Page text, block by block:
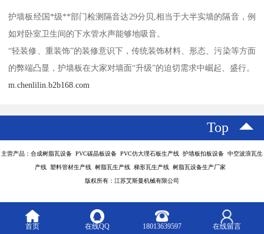
护墙板经国*级**部门检测隔音达29分贝,相当于大半实墙的隔音，例
如对卧室卫生间的下水管水声能够地吸音。
“轻装修、重装饰”的装修意识下，传统装饰材料、形态、污染等方面
的弊端凸显，护墙板在大家对墙面“升级”的迫切需求中崛起、盛行。
m.chenlilin.b2b168.com
Top
主营产品：合成树脂瓦设备 PVC碳晶板设备 PVC仿大理石板生产线 护墙板扣板设备 中空波浪瓦生
产线 塑料管材生产线 树脂瓦生产线 梯形瓦生产线 树脂瓦设备生产厂家
版权所有：江苏艾斯曼机械有限公司
首页 在线QQ 18013639597 在线留言